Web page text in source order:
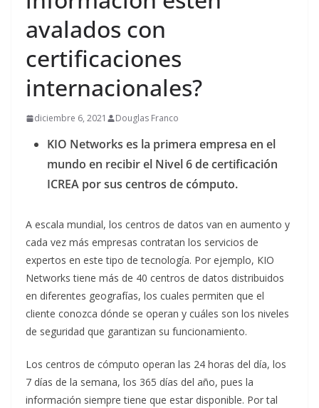
avalados con
certificaciones
internacionales?
diciembre 6, 2021 Douglas Franco
KIO Networks es la primera empresa en el
mundo en recibir el Nivel 6 de certificación
ICREA por sus centros de cómputo.
A escala mundial, los centros de datos van en aumento y
cada vez más empresas contratan los servicios de
expertos en este tipo de tecnología. Por ejemplo, KIO
Networks tiene más de 40 centros de datos distribuidos
en diferentes geografías, los cuales permiten que el
cliente conozca dónde se operan y cuáles son los niveles
de seguridad que garantizan su funcionamiento.
Los centros de cómputo operan las 24 horas del día, los
7 días de la semana, los 365 días del año, pues la
información siempre tiene que estar disponible. Por tal